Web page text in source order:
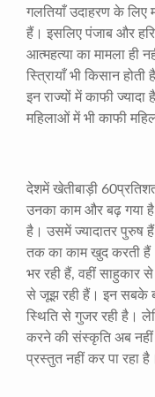
गलतियाँ उदाहरण के लिए
हैं। इसलिए पंजाब और
आत्महत्या का मामला ही
स्त्रिायाँ भी किसान
इन राज्यों में काफी
महिलाओं में भी काफी
देशमें खेतीबाड़ी 60
उनका काम और बढ़ गया
है। उसमें ज्यादातर पुरुष
तक का काम खुद करती
भर रही हैं, वहीं साहुकार
से जूझ रही हैं। इन सबके
स्थिति से गुजर रही है।
करने की संस्कृति अब
प्रस्तुत नहीं कर पा रहा है।